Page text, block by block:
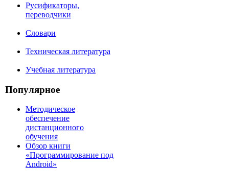
Русификаторы,
переводчики
Словари
Техническая литература
Учебная литература
Популярное
Методическое
обеспечение
дистанционного
обучения
Обзор книги
«Программирование под
Android»